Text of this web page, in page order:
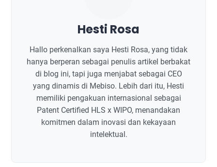
Hesti Rosa
Hallo perkenalkan saya Hesti Rosa, yang tidak
hanya berperan sebagai penulis artikel berbakat
di blog ini, tapi juga menjabat sebagai CEO
yang dinamis di Mebiso. Lebih dari itu, Hesti
memiliki pengakuan internasional sebagai
Patent Certified HLS x WIPO, menandakan
komitmen dalam inovasi dan kekayaan
intelektual.